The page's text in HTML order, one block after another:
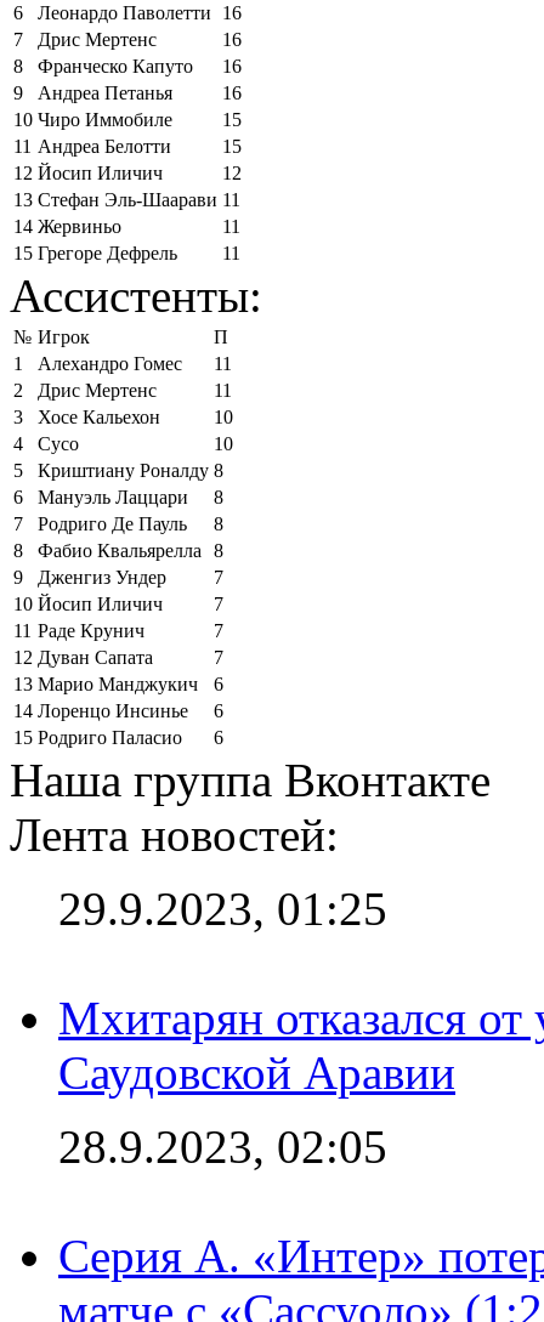
6
Леонардо Паволетти
16
7
Дрис Мертенс
16
8
Франческо Капуто
16
9
Андреа Петанья
16
10 Чиро Иммобиле
15
11 Андреа Белотти
15
12 Йосип Иличич
12
13 Стефан Эль-Шаарави 11
14 Жервиньо
11
15 Грегоре Дефрель 11
Ассистенты:
№ Игрок
П
1
Алехандро Гомес
11
2
Дрис Мертенс
11
3
Хосе Кальехон
10
4
Сусо
10
5
Криштиану Роналду 8
6
Мануэль Лаццари
8
7
Родриго Де Пауль
8
8
Фабио Квальярелла
8
9
Дженгиз Ундер
7
10 Йосип Иличич
7
11 Раде Крунич
7
12 Дуван Сапата
7
13 Марио Манджукич
6
14 Лоренцо Инсинье
6
15 Родриго Паласио 6
Наша группа Вконтакте
Лента новостей:
29.9.2023, 01:25
Мхитарян отказался от
Саудовской Аравии
28.9.2023, 02:05
Серия А. «Интер»
матче с «Сассуоло»